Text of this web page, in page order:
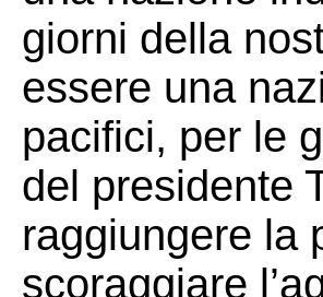
giorni della
essere una
pacifici, per le
del presidente
raggiungere la
scoraggiare